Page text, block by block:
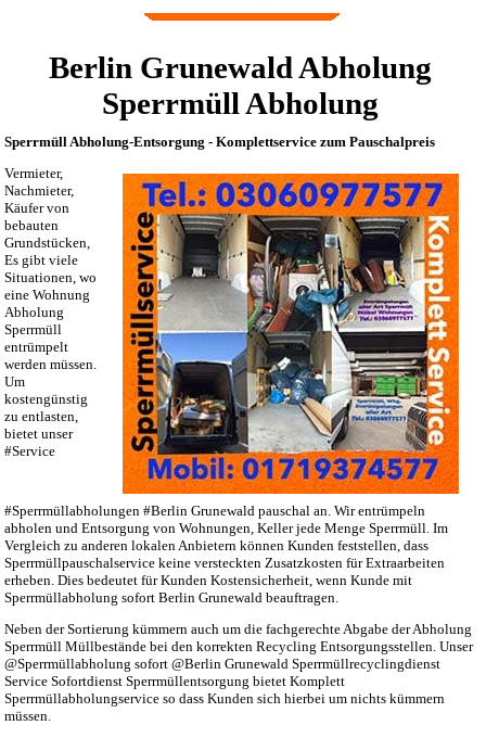
Berlin Grunewald Abholung
Sperrmüll Abholung
Sperrmüll Abholung-Entsorgung - Komplettservice zum Pauschalpreis
Vermieter,
Nachmieter,
Käufer von
bebauten
Grundstücken,
Es gibt viele
Situationen, wo
eine Wohnung
Abholung
Sperrmüll
entrümpelt
werden müssen.
Um
kostengünstig
zu entlasten,
bietet unser
#Service
#Sperrmüllabholungen #Berlin Grunewald pauschal an. Wir entrümpeln
abholen und Entsorgung von Wohnungen, Keller jede Menge Sperrmüll. Im
Vergleich zu anderen lokalen Anbietern können Kunden feststellen, dass
Sperrmüllpauschalservice keine versteckten Zusatzkosten für Extraarbeiten
erheben. Dies bedeutet für Kunden Kostensicherheit, wenn Kunde mit
Sperrmüllabholung sofort Berlin Grunewald beauftragen.
Neben der Sortierung kümmern auch um die fachgerechte Abgabe der Abholung
Sperrmüll Müllbestände bei den korrekten Recycling Entsorgungsstellen. Unser
@Sperrmüllabholung sofort @Berlin Grunewald Sperrmüllrecyclingdienst
Service Sofortdienst Sperrmüllentsorgung bietet Komplett
Sperrmüllabholungservice so dass Kunden sich hierbei um nichts kümmern
müssen.